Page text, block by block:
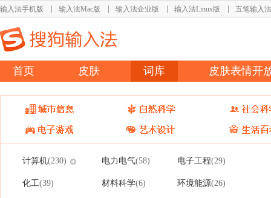
输入法手机版 输入法Mac版 输入法企业版 输入法Linux版 五笔输入法
首页 皮肤 词库 皮肤表情开
计算机(230) 电力电气(58) 电子工程(29)
化工(39) 材料科学(6) 环境能源(26)